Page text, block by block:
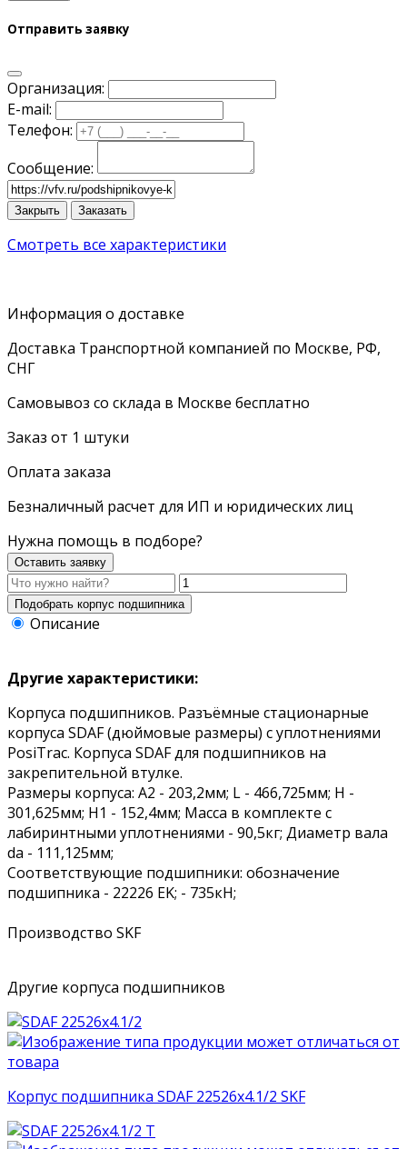
Отправить заявку
Организация:
E-mail:
Телефон:
Сообщение:
Закрыть Заказать
Смотреть все характеристики
Информация о доставке
Доставка Транспортной компанией по Москве, РФ,
СНГ
Самовывоз со склада в Москве бесплатно
Заказ от 1 штуки
Оплата заказа
Безналичный расчет для ИП и юридических лиц
Нужна помощь в подборе?
Оставить заявку
Описание
Другие характеристики:
Корпуса подшипников. Разъёмные стационарные
корпуса SDAF (дюймовые размеры) с уплотнениями
PosiTrac. Корпуса SDAF для подшипников на
закрепительной втулке.
Размеры корпуса: A2 - 203,2мм; L - 466,725мм; H -
301,625мм; H1 - 152,4мм; Масса в комплекте с
лабиринтными уплотнениями - 90,5кг; Диаметр вала
da - 111,125мм;
Соответствующие подшипники: обозначение
подшипника - 22226 EK; - 735кН;
Производство SKF
Другие корпуса подшипников
Корпус подшипника SDAF 22526x4.1/2 SKF